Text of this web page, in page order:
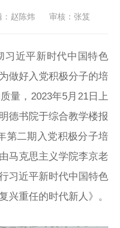
：赵陈炜 审核：张笈
习近平新时代中国特色
做好入党积极分子的培
量，2023年5月21日上
德书院于综合教学楼报
第二期入党积极分子培
马克思主义学院李京老
习近平新时代中国特色
兴重任的时代新人》。